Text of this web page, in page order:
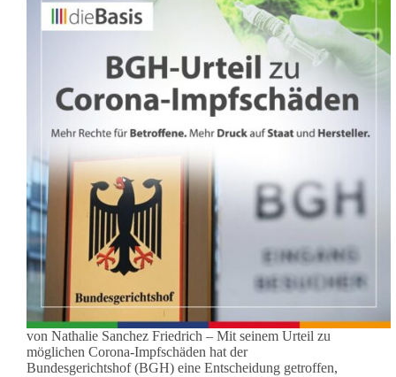
von Nathalie Sanchez Friedrich – Mit seinem Urteil zu
möglichen Corona-Impfschäden hat der
Bundesgerichtshof (BGH) eine Entscheidung getroffen,